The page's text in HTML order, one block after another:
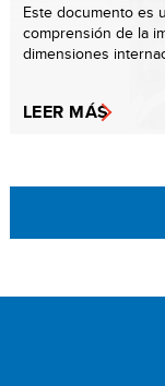
Este documento es
comprensión de la
dimensiones
LEER MÁS